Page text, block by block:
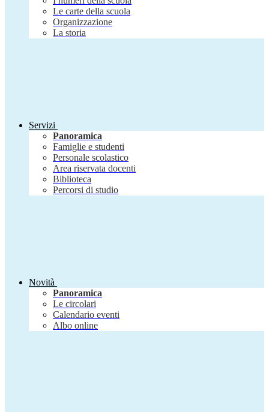
Le carte della scuola
Organizzazione
La storia
Servizi
Panoramica
Famiglie e studenti
Personale scolastico
Area riservata docenti
Biblioteca
Percorsi di studio
Novità
Panoramica
Le circolari
Calendario eventi
Albo online